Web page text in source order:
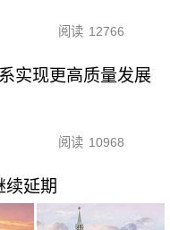
阅读 12766
实现更高质量发展
阅读 10968
续延期